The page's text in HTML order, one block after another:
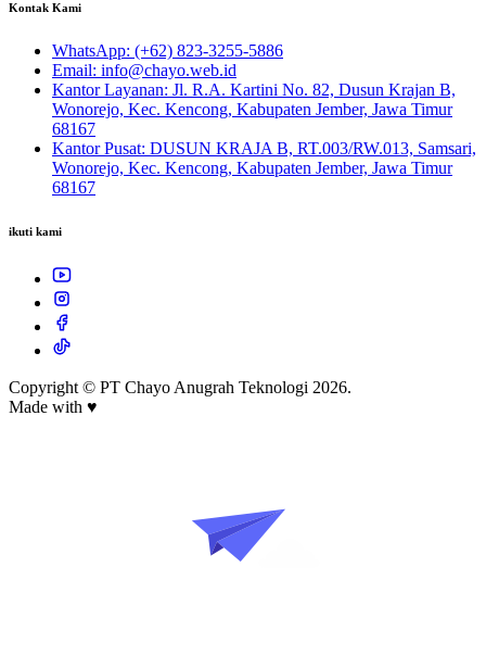
Kontak Kami
WhatsApp: (+62) 823-3255-5886
Email: info@chayo.web.id
Kantor Layanan: Jl. R.A. Kartini No. 82, Dusun Krajan B,
Wonorejo, Kec. Kencong, Kabupaten Jember, Jawa Timur
68167
Kantor Pusat: DUSUN KRAJA B, RT.003/RW.013, Samsari,
Wonorejo, Kec. Kencong, Kabupaten Jember, Jawa Timur
68167
ikuti kami
Copyright © PT Chayo Anugrah Teknologi 2026.
Made with ♥